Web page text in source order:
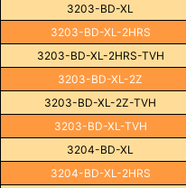
3203-BD-XL
3203-BD-XL-2HRS
3203-BD-XL-2HRS-TVH
3203-BD-XL-2Z
3203-BD-XL-2Z-TVH
3203-BD-XL-TVH
3204-BD-XL
3204-BD-XL-2HRS